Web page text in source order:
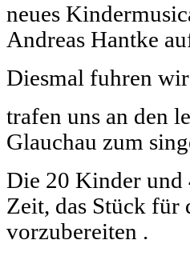
neues
Andreas Hantke
Diesmal fuhren
trafen uns an den
Glauchau zum
Die 20 Kinder und
Zeit, das Stück für
vorzubereiten .